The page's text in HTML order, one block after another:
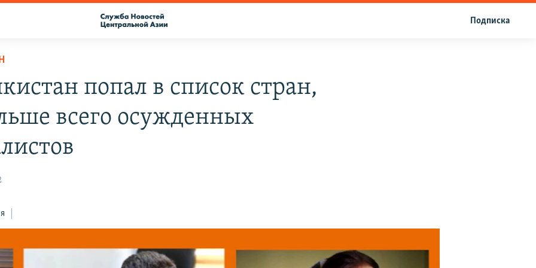
Подписка
попал в список стран,
всего осужденных